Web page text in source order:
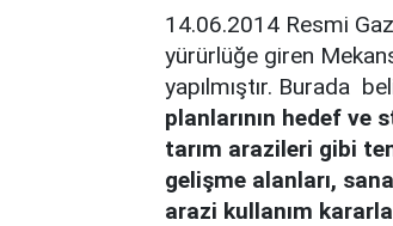
14.06.2014 Resmi
yürürlüğe giren
yapılmıştır. Burada
planlarının hedef ve
tarım arazileri gibi
gelişme alanları,
arazi kullanım